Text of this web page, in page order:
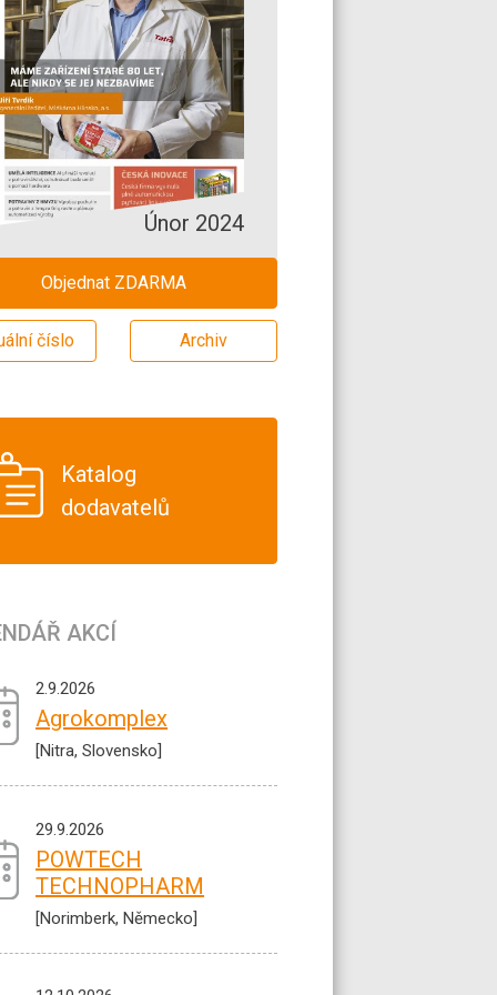
Únor 2024
Objednat ZDARMA
číslo Archiv
Katalog
dodavatelů
AKCÍ
2.9.2026
Agrokomplex
[Nitra, Slovensko]
29.9.2026
POWTECH
TECHNOPHARM
[Norimberk, Německo]